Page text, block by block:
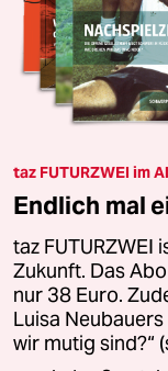
taz FUTURZWEI im
Endlich mal
taz FUTURZWEI
Zukunft. Das
nur 38 Euro.
Luisa Neubauers
wir mutig sind?“